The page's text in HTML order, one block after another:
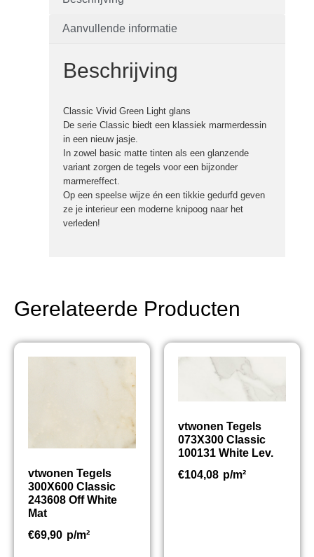
Aanvullende informatie
Beschrijving
Classic Vivid Green Light glans
De serie Classic biedt een klassiek marmerdessin
in een nieuw jasje.
In zowel basic matte tinten als een glanzende
variant zorgen de tegels voor een bijzonder
marmereffect.
Op een speelse wijze én een tikkie gedurfd geven
ze je interieur een moderne knipoog naar het
verleden!
Gerelateerde Producten
vtwonen Tegels
300X600 Classic
243608 Off White
Mat
€69,90 p/m²
vtwonen Tegels
073X300 Classic
100131 White Lev.
€104,08 p/m²